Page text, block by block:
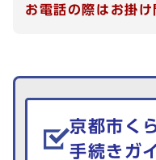
お電話の際はお掛
生活情報を探す
京都市く
手続きガ